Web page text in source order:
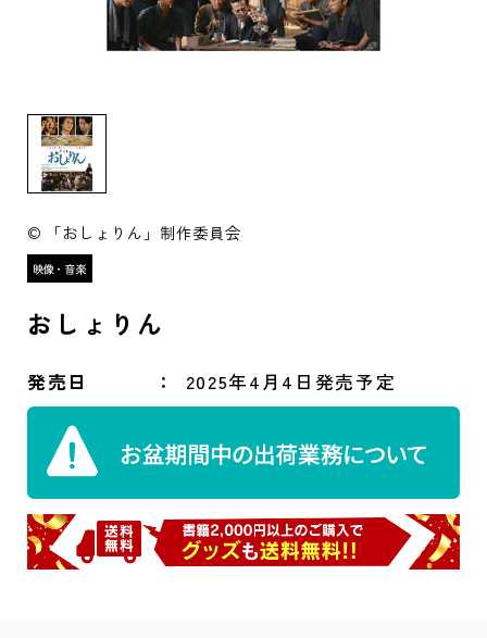
© 「おしょりん」制作委員会
おしょりん
発売日 2025年4月4日発売予定